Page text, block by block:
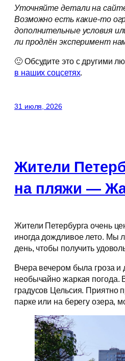
Уточняйте детали на
Возможно есть какие-то
дополнительные условия
ли продлён эксперимент
🙂 Обсудите это с другими
в наших соцсетях.
31 июля, 2026
Жители
на пляжи —
Жители Петербурга очень
иногда дождливое лето. Мы
день, чтобы получить
Вчера вечером была гроза и
необычайно жаркая погода.
градусов Цельсия. Приятно
парке или на берегу озера,